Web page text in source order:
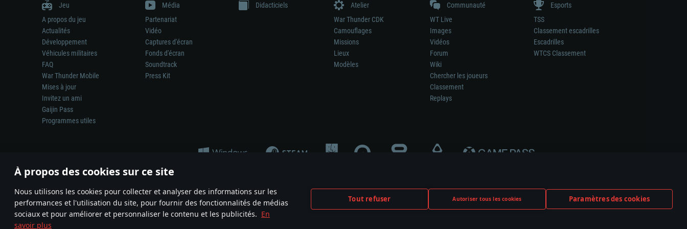
À propos des cookies sur ce site
Nous utilisons les cookies pour collecter et analyser des informations sur les
performances et l'utilisation du site, pour fournir des fonctionnalités de médias
sociaux et pour améliorer et personnaliser le contenu et les publicités. En
savoir plus
Tout refuser Autoriser tous les cookies Paramètres des cookies
Jeu
A propos du jeu
Actualités
Développement
Véhicules militaires
FAQ
War Thunder Mobile
Mises à jour
Invitez un ami
Gaijin Pass
Programmes utiles
Média
Partenariat
Vidéo
Captures d'écran
Fonds d'écran
Soundtrack
Press Kit
Didacticiels
Atelier
War Thunder CDK
Camouflages
Missions
Lieux
Modèles
Communauté
WT Live
Images
Vidéos
Forum
Wiki
Chercher les joueurs
Classement
Replays
Esports
TSS
Classement escadrilles
Escadrilles
WTCS Classement
La représentation d’une arme ou d’un véhicule réel dans ce jeu ne signifie pas la participation au développement du jeu, le sponsoring ou à l’approbation de tout fabricant d’armes ou de véhicule.
© 2011—2026 Gaijin Games Kft. All trademarks, logos and brand names are the property of their respective owners.
Termes et conditions